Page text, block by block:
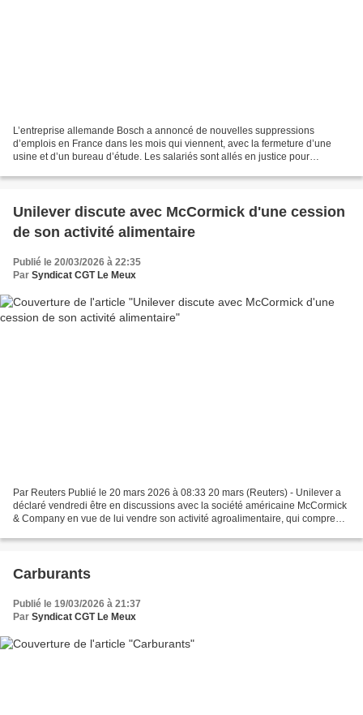
L’entreprise allemande Bosch a annoncé de nouvelles suppressions
d’emplois en France dans les mois qui viennent, avec la fermeture d’une
usine et d’un bureau d’étude. Les salariés sont allés en justice pour
Unilever discute avec McCormick d'une cession
de son activité alimentaire
Publié le 20/03/2026 à 22:35
Par Syndicat CGT Le Meux
Par Reuters Publié le 20 mars 2026 à 08:33 20 mars (Reuters) - Unilever a
déclaré vendredi être en discussions avec la société américaine McCormick
& Company en vue de lui vendre son activité agroalimentaire, qui comprend
Carburants
Publié le 19/03/2026 à 21:37
Par Syndicat CGT Le Meux